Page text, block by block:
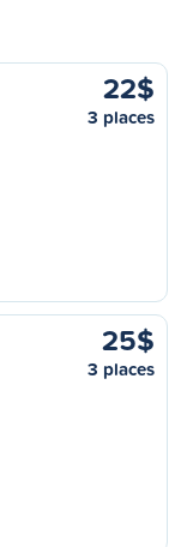
22$
3 places
25$
3 places